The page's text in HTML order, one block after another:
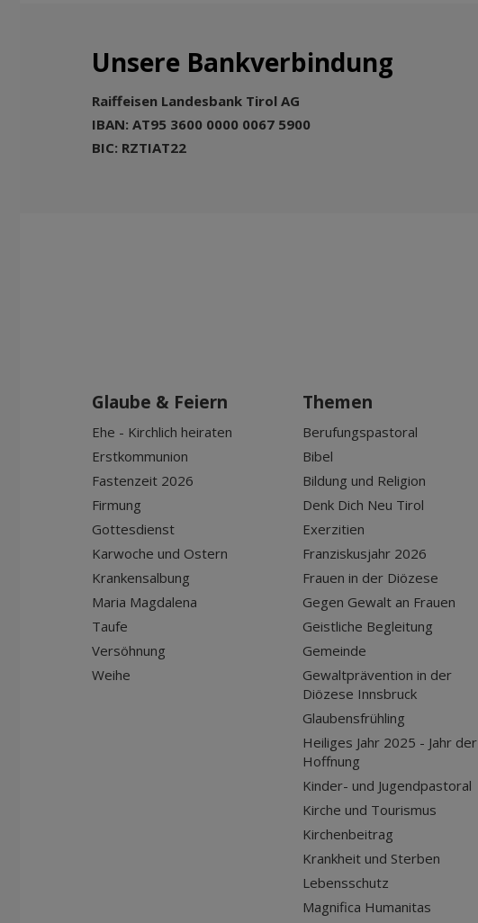
Unsere Bankverbindung
Raiffeisen Landesbank Tirol AG
IBAN: AT95 3600 0000 0067 5900
BIC: RZTIAT22
Glaube & Feiern
Ehe - Kirchlich heiraten
Erstkommunion
Fastenzeit 2026
Firmung
Gottesdienst
Karwoche und Ostern
Krankensalbung
Maria Magdalena
Taufe
Versöhnung
Weihe
Themen
Berufungspastoral
Bibel
Bildung und Religion
Denk Dich Neu Tirol
Exerzitien
Franziskusjahr 2026
Frauen in der Diözese
Gegen Gewalt an Frauen
Geistliche Begleitung
Gemeinde
Gewaltprävention in der
Diözese Innsbruck
Glaubensfrühling
Heiliges Jahr 2025 - Jahr der
Hoffnung
Kinder- und Jugendpastoral
Kirche und Tourismus
Kirchenbeitrag
Krankheit und Sterben
Lebensschutz
Magnifica Humanitas